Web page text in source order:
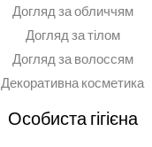
Догляд за обличчям
Догляд за тілом
Догляд за волоссям
Декоративна косметика
Особиста гігієна